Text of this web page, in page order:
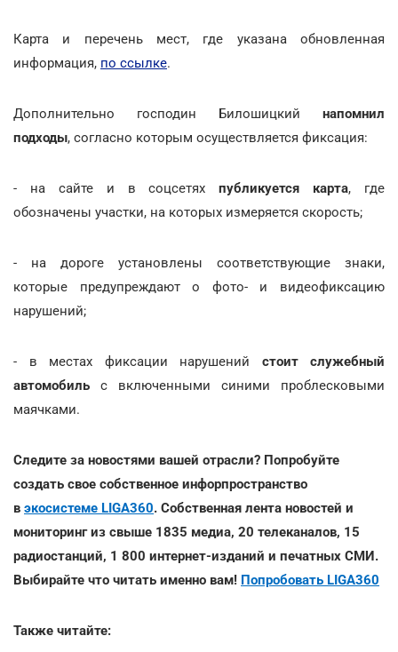
Карта и перечень мест, где указана обновленная
информация, по ссылке.
Дополнительно господин Билошицкий напомнил
подходы, согласно которым осуществляется фиксация:
- на сайте и в соцсетяхпубликуется карта, где
обозначены участки, на которых измеряется скорость;
- на дороге установлены соответствующие знаки,
которые предупреждают о фото- и видеофиксацию
нарушений;
- в местах фиксации нарушений стоит служебный
автомобиль с включенными синими проблесковыми
маячками.
Следите за новостями вашей отрасли? Попробуйте
создать свое собственное инфорпространство
в экосистеме LIGA360. Собственная лента новостей и
мониторинг из свыше 1835 медиа, 20 телеканалов, 15
радиостанций, 1 800 интернет-изданий и печатных СМИ.
Выбирайте что читать именно вам! Попробовать LIGA360
Также читайте: